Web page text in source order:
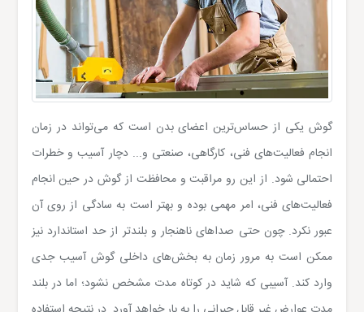
گوش یکی از حساس‌ترین اعضای بدن است که می‌تواند در زمان
انجام فعالیت‌های فنی، کارگاهی، صنعتی و... دچار آسیب و خطرات
احتمالی شود. از این رو مراقبت و محافظت از گوش در حین انجام
فعالیت‌های فنی، امر مهمی بوده و بهتر است به سادگی از روی آن
عبور نکرد. چون حتی صداهای ناهنجار و بلندتر از حد استاندارد نیز
ممکن است به مرور زمان به بخش‌های داخلی گوش آسیب جدی
وارد کند. آسیبی که شاید در کوتاه مدت مشخص نشود؛ اما در بلند